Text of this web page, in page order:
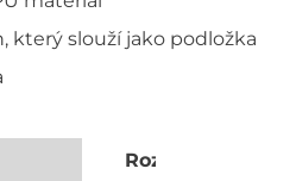
který slouží jako podložka
Rozměry: